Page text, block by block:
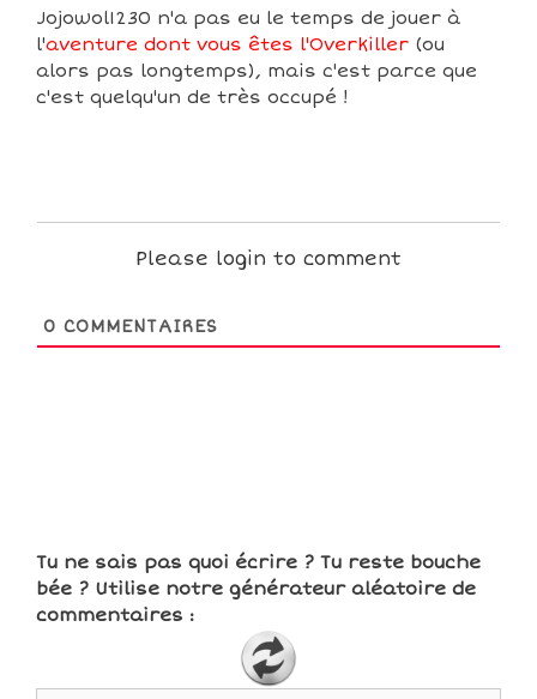
Jojowol1230 n'a pas eu le temps de jouer à
l'aventure dont vous êtes l'Overkiller (ou
alors pas longtemps), mais c'est parce que
c'est quelqu'un de très occupé !
Please login to comment
0 COMMENTAIRES
Tu ne sais pas quoi écrire ? Tu reste bouche
bée ? Utilise notre générateur aléatoire de
commentaires :